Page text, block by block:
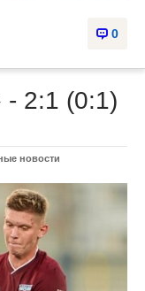
0
2:1 (0:1)
новости